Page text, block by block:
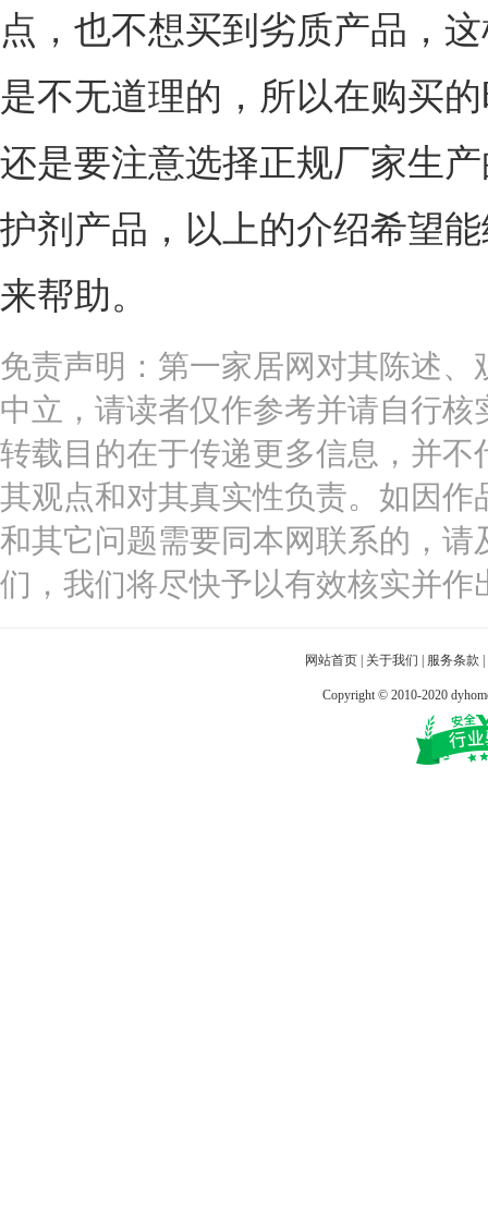
点，也不想买到劣质产品，
是不无道理的，所以在购买
还是要注意选择正规厂家生
护剂产品，以上的介绍希望
来帮助。
免责声明：第一家居网对其陈述、
中立，请读者仅作参考并请自行核
转载目的在于传递更多信息，并不
其观点和对其真实性负责。如因作
和其它问题需要同本网联系的，请
们，我们将尽快予以有效核实并作
网站首页 关于我们 服务条款
Copyright © 2010-2020